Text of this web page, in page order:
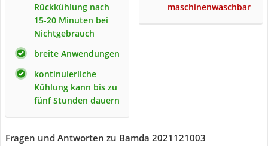
Rückkühlung nach
15-20 Minuten bei
Nichtgebrauch
breite Anwendungen
kontinuierliche
Kühlung kann bis zu
fünf Stunden dauern
maschinenwaschbar
Fragen und Antworten zu Bamda 2021121003